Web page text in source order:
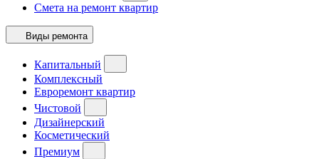
Смета на ремонт квартир
Виды ремонта
Капитальный
Комплексный
Евроремонт квартир
Чистовой
Дизайнерский
Косметический
Премиум